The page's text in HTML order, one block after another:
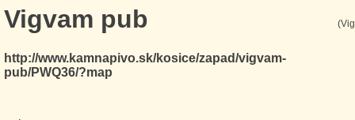
Vigvam pub
http://www.kamnapivo.sk/kosice/zapad/vigvam-
pub/PWQ36/?map